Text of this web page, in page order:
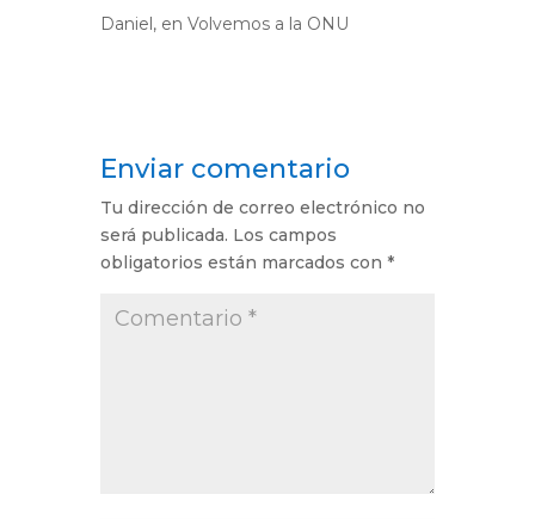
Daniel, en Volvemos a la ONU
Enviar comentario
Tu dirección de correo electrónico no
será publicada. Los campos
obligatorios están marcados con *